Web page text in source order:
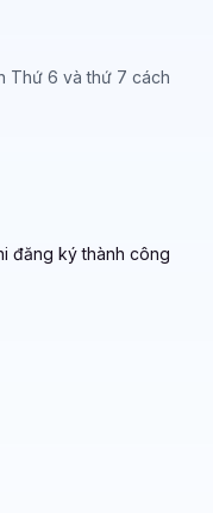
Thứ 6 và thứ 7 cách
đăng ký thành công